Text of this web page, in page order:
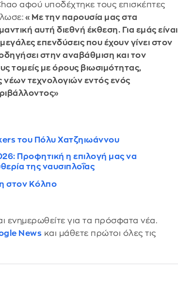
αφού υποδέχτηκε τους επισκέπτες
«Με την παρουσία μας στα
αυτή διεθνή έκθεση. Για εμάς είναι
επενδύσεις που έχουν γίνει στον
στην αναβάθμιση και τον
τομείς με όρους βιωσιμότητας,
νέων τεχνολογιών εντός ενός
του Πόλυ Χατζηιωάννου
Προφητική η επιλογή μας να
της ναυσιπλοΐας
στον Κόλπο
ενημερωθείτε για τα πρόσφατα νέα.
News και μάθετε πρώτοι όλες τις